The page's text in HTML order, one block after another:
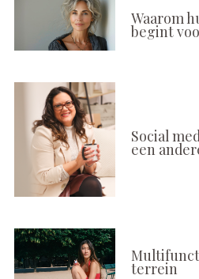
Waarom
begint
Social
een
terrein